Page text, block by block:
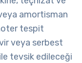
amortisman
tespit
veya serbest
tevsik edileceği